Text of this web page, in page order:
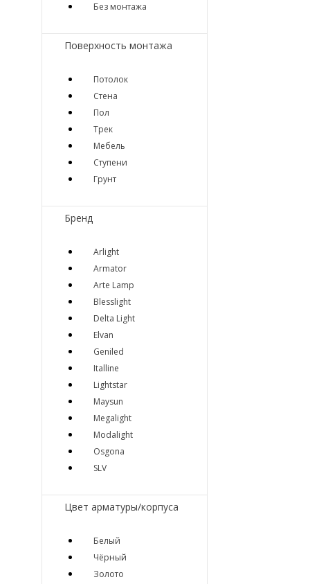
Без монтажа
Поверхность монтажа
Потолок
Стена
Пол
Трек
Мебель
Ступени
Грунт
Бренд
Arlight
Armator
Arte Lamp
Blesslight
Delta Light
Elvan
Geniled
Italline
Lightstar
Maysun
Megalight
Modalight
Osgona
SLV
Цвет арматуры/корпуса
Белый
Чёрный
Золото